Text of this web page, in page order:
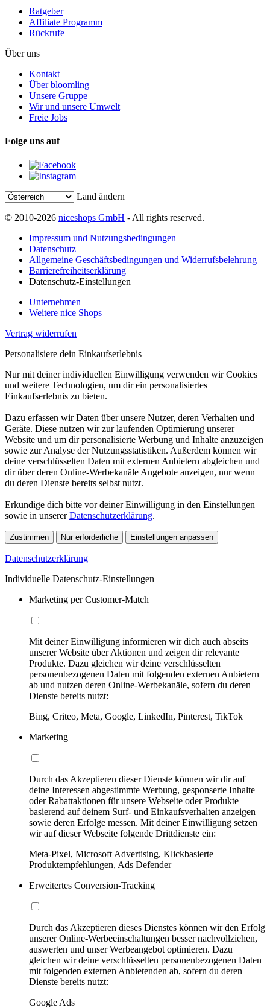
Ratgeber
Affiliate Programm
Rückrufe
Über uns
Kontakt
Über bloomling
Unsere Gruppe
Wir und unsere Umwelt
Freie Jobs
Folge uns auf
Land ändern
© 2010-2026 niceshops GmbH - All rights reserved.
Impressum und Nutzungsbedingungen
Datenschutz
Allgemeine Geschäftsbedingungen und Widerrufsbelehrung
Barrierefreiheitserklärung
Datenschutz-Einstellungen
Unternehmen
Weitere nice Shops
Vertrag widerrufen
Personalisiere dein Einkaufserlebnis
Nur mit deiner individuellen Einwilligung verwenden wir Cookies
und weitere Technologien, um dir ein personalisiertes
Einkaufserlebnis zu bieten.
Dazu erfassen wir Daten über unsere Nutzer, deren Verhalten und
Geräte. Diese nutzen wir zur laufenden Optimierung unserer
Website und um dir personalisierte Werbung und Inhalte anzuzeigen
sowie zur Analyse der Nutzungsstatistiken. Außerdem können wir
deine verschlüsselten Daten mit externen Anbietern abgleichen und
dir über deren Online-Werbekanäle Angebote anzeigen, nur wenn
du deren Dienste bereits selbst nutzt.
Erkundige dich bitte vor deiner Einwilligung in den Einstellungen
sowie in unsererDatenschutzerklärung.
Zustimmen Nur erforderliche Einstellungen anpassen
Datenschutzerklärung
Individuelle Datenschutz-Einstellungen
Marketing per Customer-Match
Mit deiner Einwilligung informieren wir dich auch abseits
unserer Website über Aktionen und zeigen dir relevante
Produkte. Dazu gleichen wir deine verschlüsselten
personenbezogenen Daten mit folgenden externen Anbietern
ab und nutzen deren Online-Werbekanäle, sofern du deren
Dienste bereits nutzt:
Bing, Criteo, Meta, Google, LinkedIn, Pinterest, TikTok
Marketing
Durch das Akzeptieren dieser Dienste können wir dir auf
deine Interessen abgestimmte Werbung, gesponserte Inhalte
oder Rabattaktionen für unsere Webseite oder Produkte
basierend auf deinem Surf- und Einkaufsverhalten anzeigen
sowie deren Erfolge messen. Mit deiner Einwilligung setzen
wir auf dieser Webseite folgende Drittdienste ein:
Meta-Pixel, Microsoft Advertising, Klickbasierte
Produktempfehlungen, Ads Defender
Erweitertes Conversion-Tracking
Durch das Akzeptieren dieses Dienstes können wir den Erfolg
unserer Online-Werbeeinschaltungen besser nachvollziehen,
auswerten und unser Werbeangebot optimieren. Dazu
gleichen wir deine verschlüsselten personenbezogenen Daten
mit folgenden externen Anbietenden ab, sofern du deren
Dienste bereits nutzt:
Google Ads